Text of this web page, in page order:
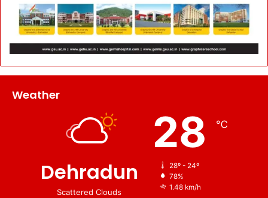
Weather
Dehradun
Scattered Clouds
28 ℃
28º - 24º
78%
1.48 km/h